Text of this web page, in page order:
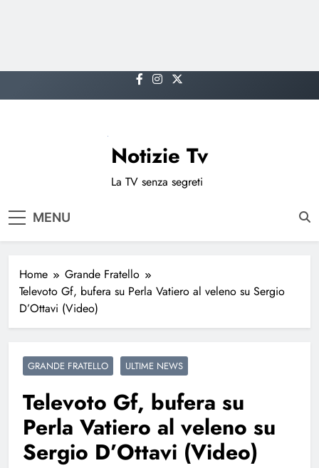
to
Notizie Tv
La TV senza segreti
MENU
Home
Grande Fratello
Televoto Gf, bufera su Perla Vatiero al veleno su Sergio
D’Ottavi (Video)
GRANDE FRATELLO ULTIME NEWS
Televoto Gf, bufera su
Perla Vatiero al veleno su
Sergio D’Ottavi (Video)